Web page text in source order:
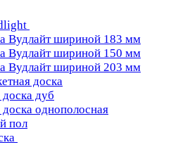
Вудлайт шириной 183 мм
Вудлайт шириной 150 мм
Вудлайт шириной 203 мм
доска
дуб
однополосная
пол